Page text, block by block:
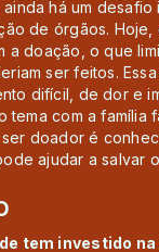
há um desafio
de órgãos.
a doação, o que
ser feitos.
difícil, de dor e
tema com a família
doador é
ajudar a salvar
tem investido